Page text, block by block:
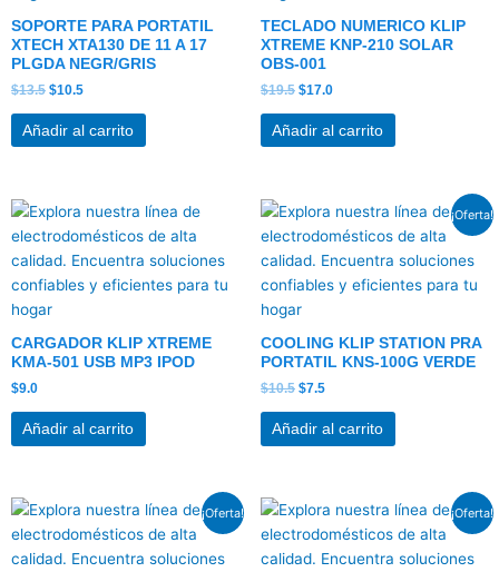
SOPORTE PARA PORTATIL
XTECH XTA130 DE 11 A 17
PLGDA NEGR/GRIS
$13.5 $10.5
Añadir al carrito
TECLADO NUMERICO KLIP
XTREME KNP-210 SOLAR
OBS-001
$19.5 $17.0
Añadir al carrito
CARGADOR KLIP XTREME
KMA-501 USB MP3 IPOD
$9.0
Añadir al carrito
¡Oferta!
COOLING KLIP STATION PRA
PORTATIL KNS-100G VERDE
$10.5
El
precio
original
era:
$10.5.
$7.5
El
actual
es:
$7.5.
Añadir al carrito
¡Oferta!
El
precio
original
era:
El
actual
es:
¡Oferta!
El
precio
original
era:
El
actual
es: